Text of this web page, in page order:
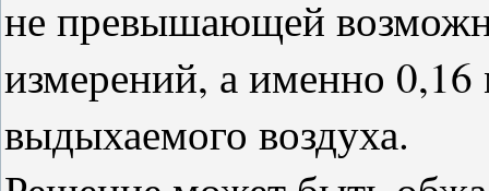
не превышающей
измерений, а именно
выдыхаемого воздуха.